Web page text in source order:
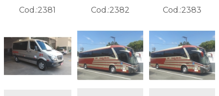
Cod.:2381 Cod.:2382 Cod.:2383